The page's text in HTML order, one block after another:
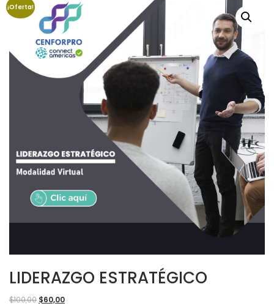
¡Oferta!
LIDERAZGO ESTRATÉGICO
$100,00 El
$60,00El